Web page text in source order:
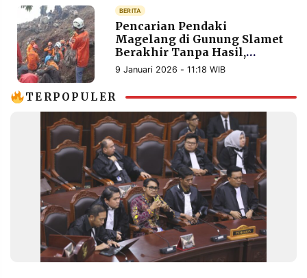
IKUTI
KAMI
RESOLUSI
MEDIA
PRAMUDITA
Resolusi.co
BERITA
Pencarian Pendaki
Magelang di Gunung Slamet
Berakhir Tanpa Hasil,
Dialihkan ke Pemantauan
9 Januari 2026 - 11:18 WIB
TERPOPULER